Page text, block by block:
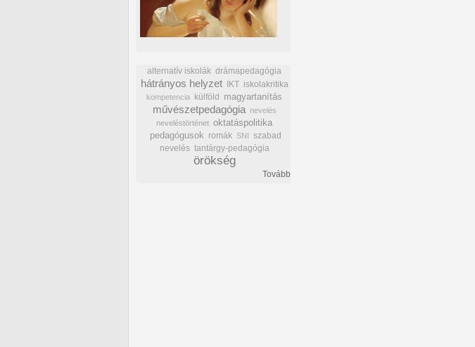
alternatív iskolák drámapedagógia
hátrányos helyzet IKT iskolakritika
kompetencia külföld magyartanítás
művészetpedagógia
nevelés
neveléstörténet oktatáspolitika
pedagógusok romák SNI szabad
nevelés tantárgy-pedagógia
örökség
Tovább